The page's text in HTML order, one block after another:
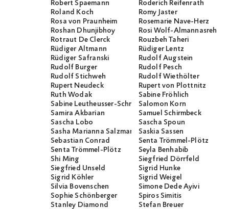
Robert Spaemann
Roderich Reifenrath
Roland Koch
Romy Jaster
Rosa von Praunheim
Rosemarie Nave-Herz
Roshan Dhunjibhoy
Rosi Wolf-Almannasreh
Rotraut De Clerck
Rouzbeh Taheri
Rüdiger Altmann
Rüdiger Lentz
Rüdiger Safranski
Rudolf Augstein
Rudolf Burger
Rudolf Pesch
Rudolf Stichweh
Rudolf Wiethölter
Rupert Neudeck
Rupert von Plottnitz
Ruth Wodak
Sabine Fröhlich
Sabine Leutheusser-Schnarrenberger
Salomon Korn
Samira Akbarian
Samuel Schirmbeck
Sascha Lobo
Sascha Spoun
Sasha Marianna Salzmann Saskia Sassen
Sebastian Conrad
Senta Trömmel-Plötz
Senta Trömmel-Plötz
Seyla Benhabib
Shi Ming
Siegfried Dörrfeld
Siegfried Unseld
Sigrid Hunke
Sigrid Köhler
Sigrid Weigel
Silvia Bovenschen
Simone Dede Ayivi
Sophie Schönberger
Spiros Simitis
Stanley Diamond
Stefan Breuer